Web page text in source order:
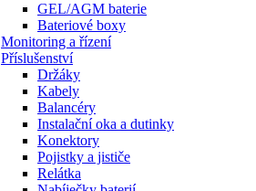
GEL/AGM baterie
Bateriové boxy
Monitoring a řízení
Příslušenství
Držáky
Kabely
Balancéry
Instalační oka a dutinky
Konektory
Pojistky a jističe
Relátka